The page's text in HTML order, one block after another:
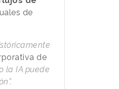
de
de
la IA puede